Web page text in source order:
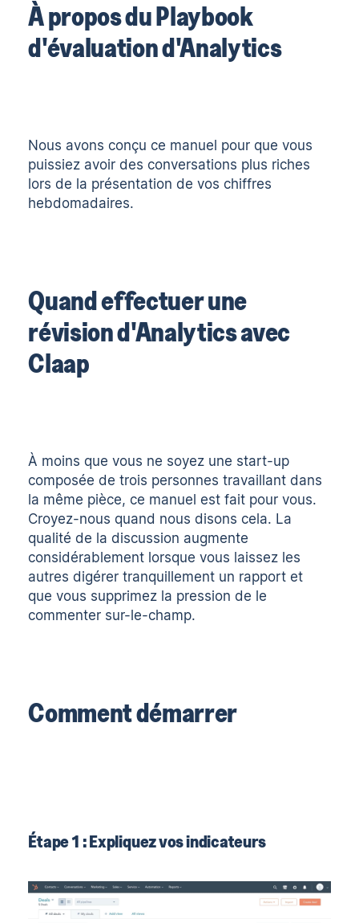
À propos du Playbook
d'évaluation d'Analytics
Nous avons conçu ce manuel pour que vous
puissiez avoir des conversations plus riches
lors de la présentation de vos chiffres
hebdomadaires.
Quand effectuer une
révision d'Analytics avec
Claap
À moins que vous ne soyez une start-up
composée de trois personnes travaillant dans
la même pièce, ce manuel est fait pour vous.
Croyez-nous quand nous disons cela. La
qualité de la discussion augmente
considérablement lorsque vous laissez les
autres digérer tranquillement un rapport et
que vous supprimez la pression de le
commenter sur-le-champ.
Comment démarrer
Étape 1 : Expliquez vos indicateurs